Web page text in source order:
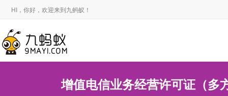
HI，你好，欢迎来到九蚂蚁！
增值电信业务经营许可证（多